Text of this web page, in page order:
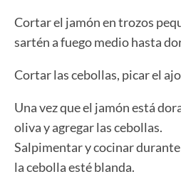
Cortar el jamón en trozos
sartén a fuego medio hasta
Cortar las cebollas, picar el
Una vez que el jamón está
oliva y agregar las cebollas.
Salpimentar y cocinar
la cebolla esté blanda.